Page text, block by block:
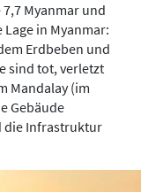
Myanmar und
in Myanmar:
Erdbeben und
sind tot, verletzt
Mandalay (im
Gebäude
die Infrastruktur